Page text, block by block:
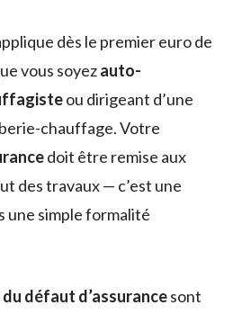
dès le premier euro de
vous soyezauto-
ou dirigeant d’une
chauffage. Votre
doit être remise aux
des travaux — c’est une
une simple formalité
défaut d’assurancesont